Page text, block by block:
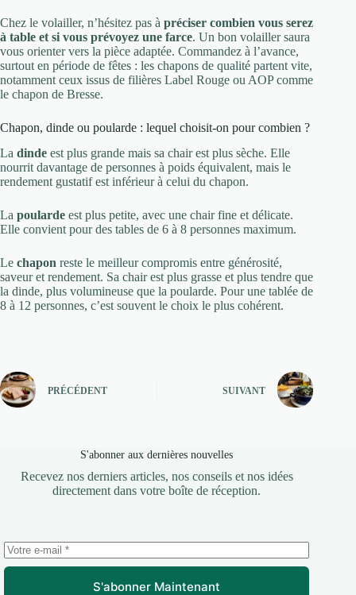
Chez le volailler, n’hésitez pas à préciser combien vous serez
à table et si vous prévoyez une farce. Un bon volailler saura
vous orienter vers la pièce adaptée. Commandez à l’avance,
surtout en période de fêtes : les chapons de qualité partent vite,
notamment ceux issus de filières Label Rouge ou AOP comme
le chapon de Bresse.
Chapon, dinde ou poularde : lequel choisit-on pour combien ?
La dinde est plus grande mais sa chair est plus sèche. Elle
nourrit davantage de personnes à poids équivalent, mais le
rendement gustatif est inférieur à celui du chapon.
La poularde est plus petite, avec une chair fine et délicate.
Elle convient pour des tables de 6 à 8 personnes maximum.
Le chapon reste le meilleur compromis entre générosité,
saveur et rendement. Sa chair est plus grasse et plus tendre que
la dinde, plus volumineuse que la poularde. Pour une tablée de
8 à 12 personnes, c’est souvent le choix le plus cohérent.
PRÉCÉDENT SUIVANT
S'abonner aux dernières nouvelles
Recevez nos derniers articles, nos conseils et nos idées
directement dans votre boîte de réception.
S'abonner Maintenant